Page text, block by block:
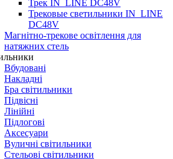
Трек IN_LINE DC48V
Трековые светильники IN_LINE
DC48V
Магнітно-трекове освітлення для
натяжних стель
Вбудовані
Накладні
Бра світильники
Підвісні
Лінійні
Підлогові
Аксесуари
Вуличні світильники
Стельові світильники